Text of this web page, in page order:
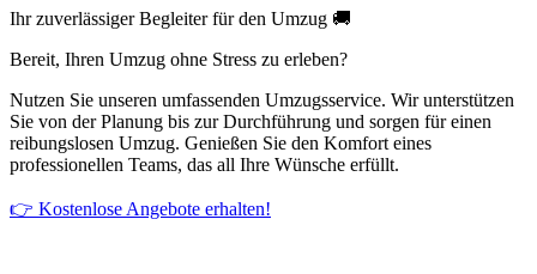
Ihr zuverlässiger Begleiter für den Umzug 🚚
Bereit, Ihren Umzug ohne Stress zu erleben?
Nutzen Sie unseren umfassenden Umzugsservice. Wir unterstützen
Sie von der Planung bis zur Durchführung und sorgen für einen
reibungslosen Umzug. Genießen Sie den Komfort eines
professionellen Teams, das all Ihre Wünsche erfüllt.
👉 Kostenlose Angebote erhalten!